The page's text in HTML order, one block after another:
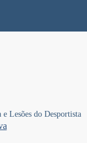
Lesões do Desportista